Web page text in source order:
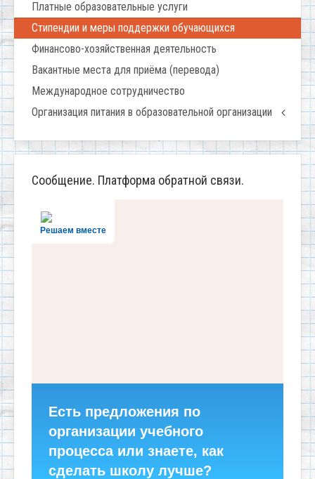
Платные образовательные услуги
Стипендии и меры поддержки обучающихся
Финансово-хозяйственная деятельность
Вакантные места для приёма (перевода)
Международное сотрудничество
Организация питания в образовательной организации
Сообщение. Платформа обратной связи.
Решаем вместе
Есть предложения по
организации учебного
процесса или знаете, как
сделать школу лучше?